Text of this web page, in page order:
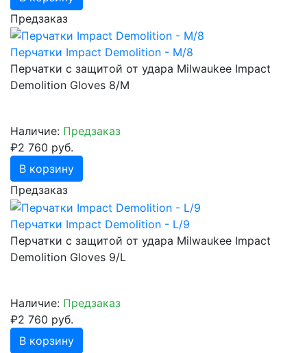
Предзаказ
Перчатки Impact Demolition - M/8
Перчатки с защитой от удара Milwaukee Impact
Demolition Gloves 8/M
Наличие: Предзаказ
₽2 760 руб.
В корзину
Предзаказ
Перчатки Impact Demolition - L/9
Перчатки с защитой от удара Milwaukee Impact
Demolition Gloves 9/L
Наличие: Предзаказ
₽2 760 руб.
В корзину